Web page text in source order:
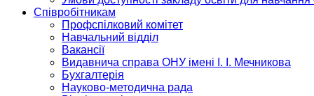
Співробітникам
Профспілковий комітет
Навчальний відділ
Вакансії
Видавнича справа ОНУ імені І. І. Мечникова
Бухгалтерія
Науково-методична рада